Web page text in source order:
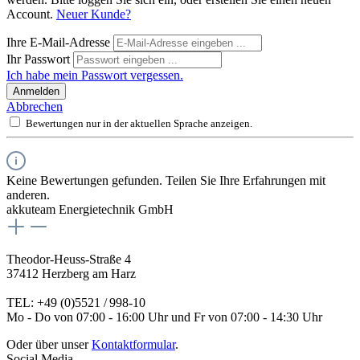
Account. Neuer Kunde?
Ihre E-Mail-Adresse
Ihr Passwort
Ich habe mein Passwort vergessen.
Anmelden
Abbrechen
Bewertungen nur in der aktuellen Sprache anzeigen.
Keine Bewertungen gefunden. Teilen Sie Ihre Erfahrungen mit
anderen.
akkuteam Energietechnik GmbH
Theodor-Heuss-Straße 4
37412 Herzberg am Harz
TEL: +49 (0)5521 / 998-10
Mo - Do von 07:00 - 16:00 Uhr und Fr von 07:00 - 14:30 Uhr
Oder über unserKontaktformular.